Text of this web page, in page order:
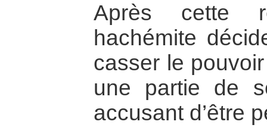
Après cette
hachémite
casser le
une partie de
accusant d’être